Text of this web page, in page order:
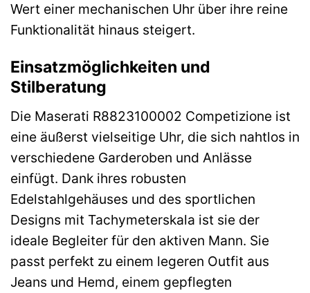
Wert einer mechanischen Uhr über ihre reine
Funktionalität hinaus steigert.
Einsatzmöglichkeiten und
Stilberatung
Die Maserati R8823100002 Competizione ist
eine äußerst vielseitige Uhr, die sich nahtlos in
verschiedene Garderoben und Anlässe
einfügt. Dank ihres robusten
Edelstahlgehäuses und des sportlichen
Designs mit Tachymeterskala ist sie der
ideale Begleiter für den aktiven Mann. Sie
passt perfekt zu einem legeren Outfit aus
Jeans und Hemd, einem gepflegten